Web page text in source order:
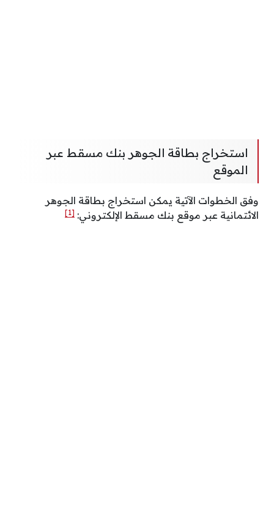
استخراج بطاقة الجوهر بنك مسقط عبر
الموقع
وفق الخطوات الآتية يمكن استخراج بطاقة الجوهر
الائتمانية عبر موقع بنك مسقط الإلكتروني: [1]